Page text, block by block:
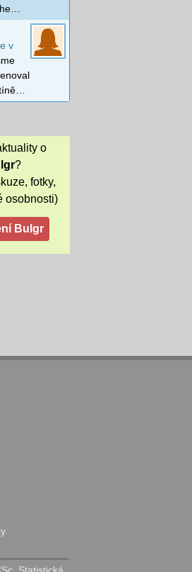
v
o
?
fotky,
osobnosti)